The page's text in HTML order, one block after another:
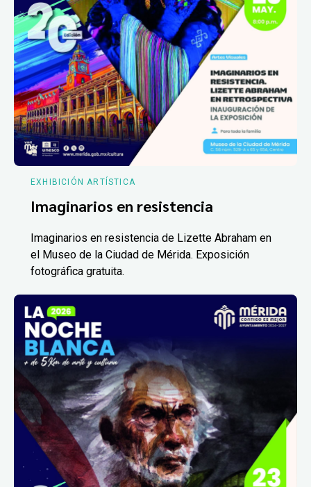
EXHIBICIÓN ARTÍSTICA
Imaginarios en resistencia
Imaginarios en resistencia de Lizette Abraham en
el Museo de la Ciudad de Mérida. Exposición
fotográfica gratuita.